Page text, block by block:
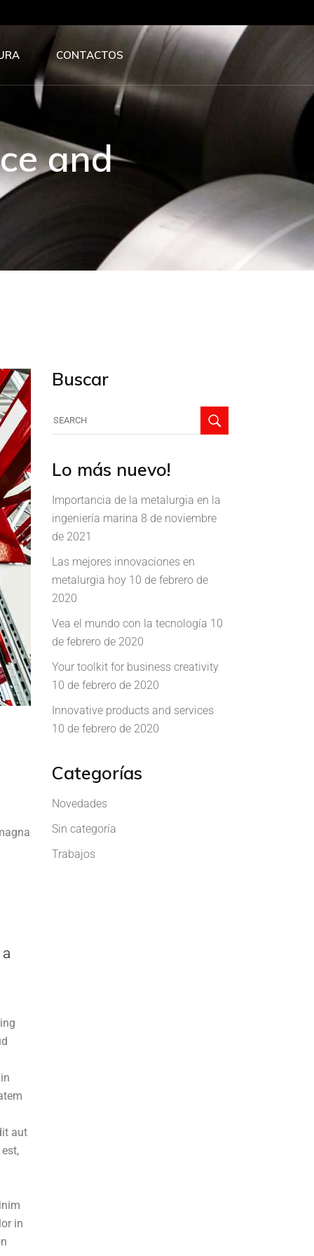
CONTACTOS
and
aut
in
Buscar
Lo más nuevo!
Importancia de la metalurgia en la
ingeniería marina 8 de noviembre
de 2021
Las mejores innovaciones en
metalurgia hoy 10 de febrero de
2020
Vea el mundo con la tecnología 10
de febrero de 2020
Your toolkit for business creativity
10 de febrero de 2020
Innovative products and services
10 de febrero de 2020
Categorías
Novedades
Sin categoría
Trabajos